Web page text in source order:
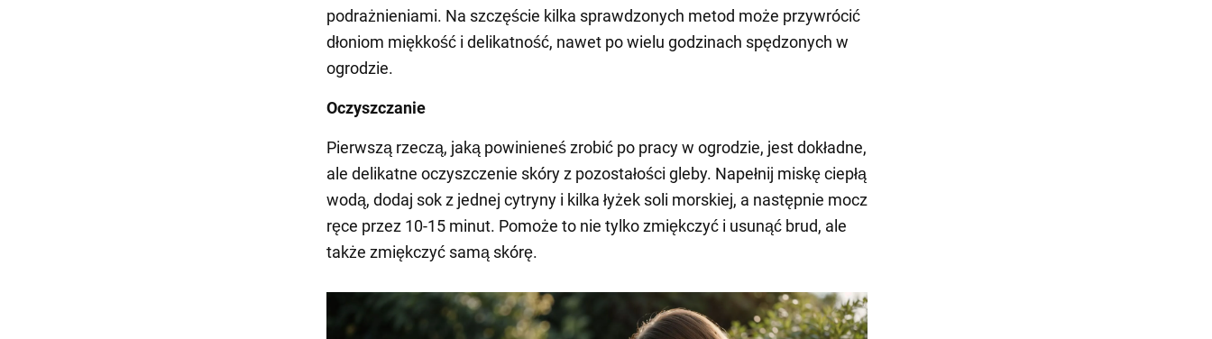
podrażnieniami. Na szczęście kilka sprawdzonych metod może przywrócić
dłoniom miękkość i delikatność, nawet po wielu godzinach spędzonych w
ogrodzie.
Oczyszczanie
Pierwszą rzeczą, jaką powinieneś zrobić po pracy w ogrodzie, jest dokładne,
ale delikatne oczyszczenie skóry z pozostałości gleby. Napełnij miskę ciepłą
wodą, dodaj sok z jednej cytryny i kilka łyżek soli morskiej, a następnie mocz
ręce przez 10-15 minut. Pomoże to nie tylko zmiękczyć i usunąć brud, ale
także zmiękczyć samą skórę.